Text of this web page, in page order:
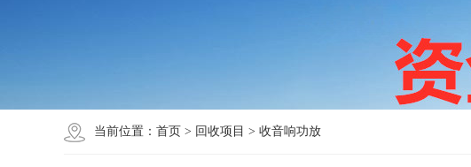
当前位置： 首页 > 回收项目 > 收音响功放